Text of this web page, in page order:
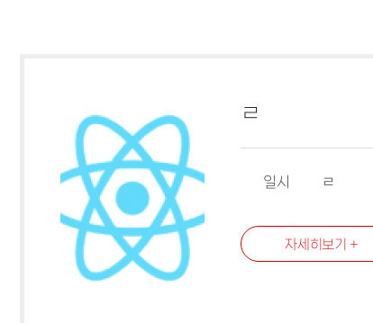
ㄹ
일시 ㄹ
자세히보기 +